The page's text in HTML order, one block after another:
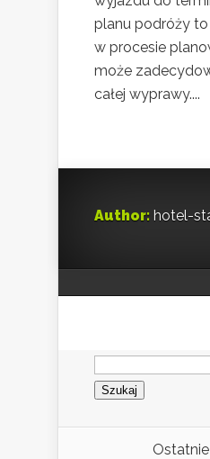
planu podróży
w procesie
może
całej wyprawy....
Author: hotel-
Szukaj: